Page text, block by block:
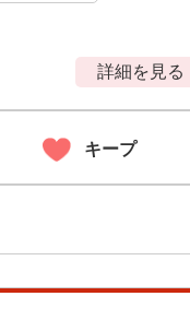
詳細を見る
キープ